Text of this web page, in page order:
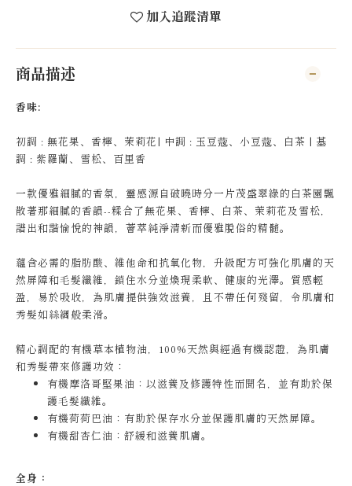
加入追蹤清單
商品描述
香味:
初調 : 無花果、香檸、茉莉花| 中調 : 玉豆䓻、小豆䓻、白茶 | 基
調 : 紫羅蘭、雪松、百里香
一款優雅細膩的香氛，靈感源自破曉時分一片茂盛翠綠的白茶園飄
散著那細膩的香韻--糅合了無花果、香檸、白茶、茉莉花及雪松，
譜出和諧愉悅的神韻，薈萃純淨清新而優雅脫俗的精髓。
蘊含必需的脂肪酸、維他命和抗氧化物，升級配方可強化肌膚的天
然屏障和毛髮纖維，鎖住水分並煥現柔軟、健康的光澤。質感輕
盈，易於吸收，為肌膚提供強效滋養，且不帶任何殘留，令肌膚和
秀髮如絲綢般柔滑。
精心調配的有機草本植物油，100%天然與經過有機認證，為肌膚
和秀髮帶來修護功效：
有機摩洛哥堅果油：以滋養及修護特性而聞名，並有助於保
護毛髮纖維。
有機荷荷巴油：有助於保存水分並保護肌膚的天然屏障。
有機甜杏仁油：舒緩和滋養肌膚。
全身：